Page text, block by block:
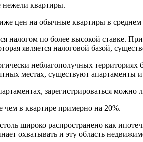
квартиры.
цен на обычные квартиры в среднем
по более высокой ставке.
является налоговой базой,
неблагополучных
местах, существуют апартаменты
зарегистрироваться
в квартире примерно на 20%.
широко распространено как
охватывать и эту область